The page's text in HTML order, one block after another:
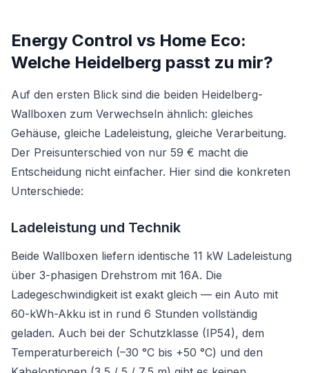
Energy Control vs Home Eco:
Welche Heidelberg passt zu mir?
Auf den ersten Blick sind die beiden Heidelberg-
Wallboxen zum Verwechseln ähnlich: gleiches
Gehäuse, gleiche Ladeleistung, gleiche Verarbeitung.
Der Preisunterschied von nur 59 € macht die
Entscheidung nicht einfacher. Hier sind die konkreten
Unterschiede:
Ladeleistung und Technik
Beide Wallboxen liefern identische 11 kW Ladeleistung
über 3-phasigen Drehstrom mit 16A. Die
Ladegeschwindigkeit ist exakt gleich — ein Auto mit
60-kWh-Akku ist in rund 6 Stunden vollständig
geladen. Auch bei der Schutzklasse (IP54), dem
Temperaturbereich (–30 °C bis +50 °C) und den